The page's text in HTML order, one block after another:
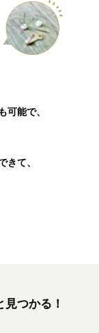
可能で、
きて、
見つかる！